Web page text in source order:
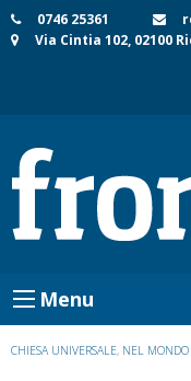
Skip
to
0746 25361
Via Cintia 102, 02100
Menu
CHIESA UNIVERSALE, NEL MONDO